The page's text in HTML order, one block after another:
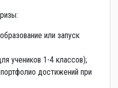
или запуск
учеников 1-4 классов);
достижений при